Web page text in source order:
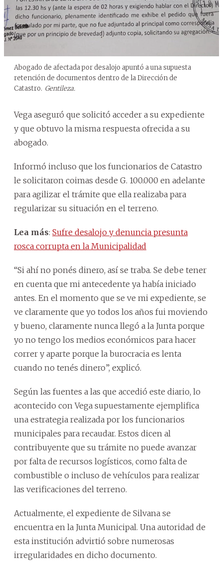
Abogado de afectada por desalojo apuntó a una supuesta
retención de documentos dentro de la Dirección de
Catastro. Gentileza.
Vega aseguró que solicitó acceder a su expediente
y que obtuvo la misma respuesta ofrecida a su
abogado.
Informó incluso que los funcionarios de Catastro
le solicitaron coimas desde G. 100.000 en adelante
para agilizar el trámite que ella realizaba para
regularizar su situación en el terreno.
Lea más: Sufre desalojo y denuncia presunta
rosca corrupta en la Municipalidad
“Si ahí no ponés dinero, así se traba. Se debe tener
en cuenta que mi antecedente ya había iniciado
antes. En el momento que se ve mi expediente, se
ve claramente que yo todos los años fui moviendo
y bueno, claramente nunca llegó a la Junta porque
yo no tengo los medios económicos para hacer
correr y aparte porque la burocracia es lenta
cuando no tenés dinero”, explicó.
Según las fuentes a las que accedió este diario, lo
acontecido con Vega supuestamente ejemplifica
una estrategia realizada por los funcionarios
municipales para recaudar. Estos dicen al
contribuyente que su trámite no puede avanzar
por falta de recursos logísticos, como falta de
combustible o incluso de vehículos para realizar
las verificaciones del terreno.
Actualmente, el expediente de Silvana se
encuentra en la Junta Municipal. Una autoridad de
esta institución advirtió sobre numerosas
irregularidades en dicho documento.